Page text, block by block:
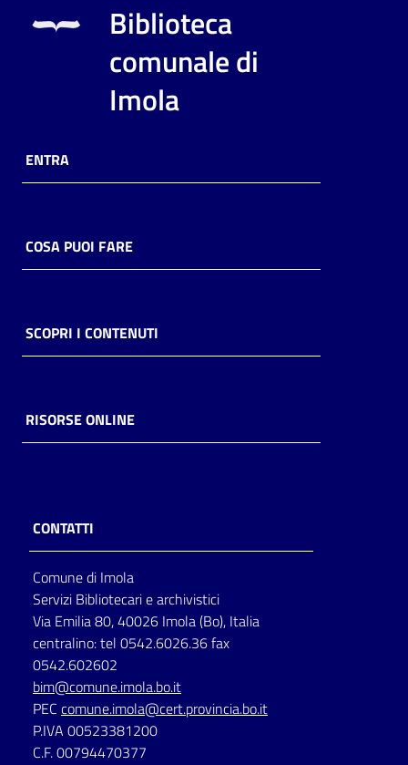
Biblioteca
comunale di
Imola
ENTRA
COSA PUOI FARE
SCOPRI I CONTENUTI
RISORSE ONLINE
CONTATTI
Comune di Imola
Servizi Bibliotecari e archivistici
Via Emilia 80, 40026 Imola (Bo), Italia
centralino: tel 0542.6026.36 fax
0542.602602
bim@comune.imola.bo.it
PEC comune.imola@cert.provincia.bo.it
P.IVA 00523381200
C.F. 00794470377